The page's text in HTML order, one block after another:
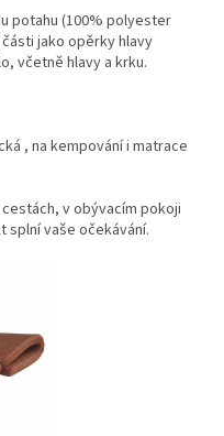
potahu (100% polyester
jako opěrky hlavy
včetně hlavy a krku.
, na kempování i matrace
v obývacím pokoji
vaše očekávání.